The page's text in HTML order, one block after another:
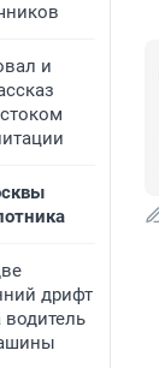
и
дрифт
водитель